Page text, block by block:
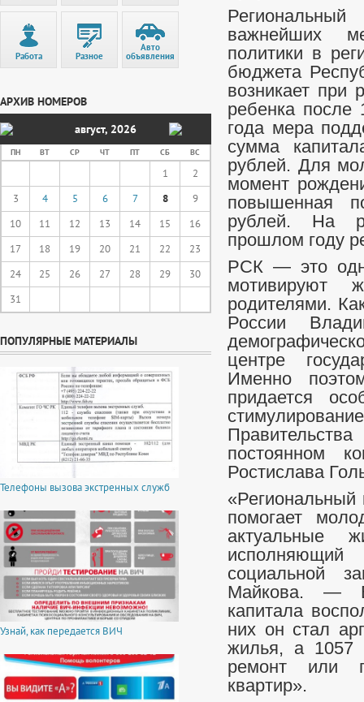
Работа Разное
Авто
объявления
АРХИВ НОМЕРОВ
август, 2026
ПН ВТ СР ЧТ ПТ СБ ВС
1
2
3
4 5 6 7 8
9
10
11 12 13 14 15
16
17
18 19 20 21 22
23
24
25 26 27 28 29
30
31
ПОПУЛЯРНЫЕ МАТЕРИАЛЫ
Телефоны вызова экстренных служб
Узнай, как передается ВИЧ
важнейших
политики в
бюджета
возникает при
ребенка после
года мера
сумма
рублей. Для
момент
повышенная
рублей. На
прошлом году
РСК — это
мотивируют
родителями.
России
центре
Именно
придается
постоянном
Ростислава
помогает
актуальные
исполняющий
социальной
Майкова. —
капитала
них он стал
жилья, а 1057
ремонт или
квартир».